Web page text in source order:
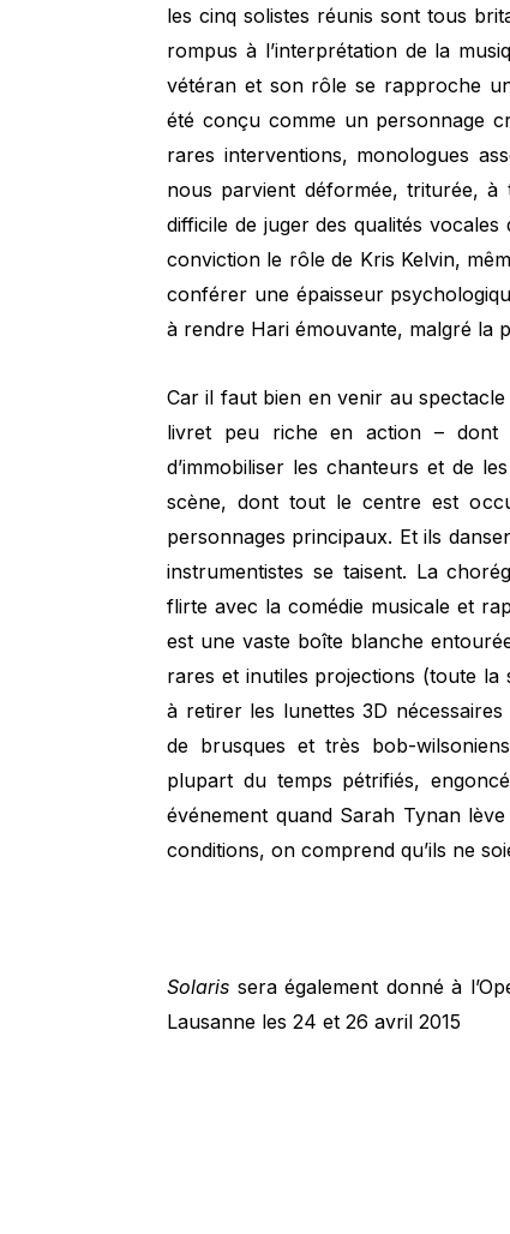
les cinq solistes réunis sont tous
rompus à l’interprétation de la
vétéran et son rôle se rapproche
été conçu comme un personnage
rares interventions, monologues
nous parvient déformée, triturée, à
difficile de juger des qualités vocales
conviction le rôle de Kris Kelvin,
conférer une épaisseur
à rendre Hari émouvante, malgré la
Car il faut bien en venir au
livret peu riche en action – dont
d’immobiliser les chanteurs et de
scène, dont tout le centre est
personnages principaux. Et ils
instrumentistes se taisent. La
flirte avec la comédie musicale et
est une vaste boîte blanche
rares et inutiles projections (toute la
à retirer les lunettes 3D
de brusques et très bob-
plupart du temps pétrifiés,
événement quand Sarah Tynan
conditions, on comprend qu’ils ne
Solaris sera également donné à
Lausanne les 24 et 26 avril 2015